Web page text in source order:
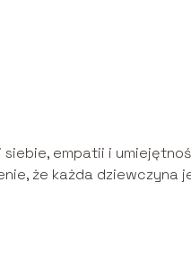
empatii i
że każda dziewczyna